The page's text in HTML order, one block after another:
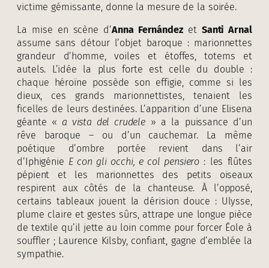
victime gémissante, donne la mesure de la soirée.
La mise en scène d’Anna Fernándezet Santi Arnal
assume sans détour l’objet baroque : marionnettes
grandeur d’homme, voiles et étoffes, totems et
autels. L’idée la plus forte est celle du double :
chaque héroïne possède son effigie, comme si les
dieux, ces grands marionnettistes, tenaient les
ficelles de leurs destinées. L’apparition d’une Elisena
géante « a vista del crudele » a la puissance d’un
rêve baroque – ou d’un cauchemar. La même
poétique d’ombre portée revient dans l’air
d’Iphigénie E con gli occhi, e col pensiero : les flûtes
pépient et les marionnettes des petits oiseaux
respirent aux côtés de la chanteuse. À l’opposé,
certains tableaux jouent la dérision douce : Ulysse,
plume claire et gestes sûrs, attrape une longue pièce
de textile qu’il jette au loin comme pour forcer Éole à
souffler ; Laurence Kilsby, confiant, gagne d’emblée la
sympathie.